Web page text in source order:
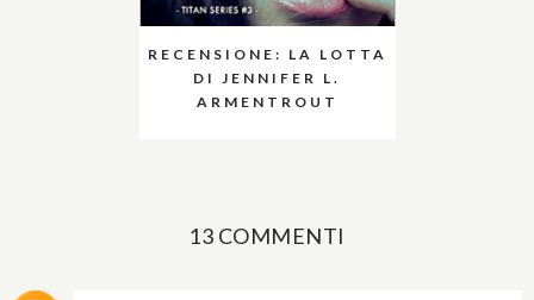
RECENSIONE: LA LOTTA
DI JENNIFER L.
ARMENTROUT
13 COMMENTI